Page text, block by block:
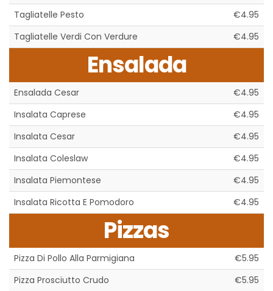
Tagliatelle Pesto
€4.95
Tagliatelle Verdi Con Verdure
€4.95
Ensalada
Ensalada Cesar
€4.95
Insalata Caprese
€4.95
Insalata Cesar
€4.95
Insalata Coleslaw
€4.95
Insalata Piemontese
€4.95
Insalata Ricotta E Pomodoro
€4.95
Pizzas
Pizza Di Pollo Alla Parmigiana
€5.95
Pizza Prosciutto Crudo
€5.95